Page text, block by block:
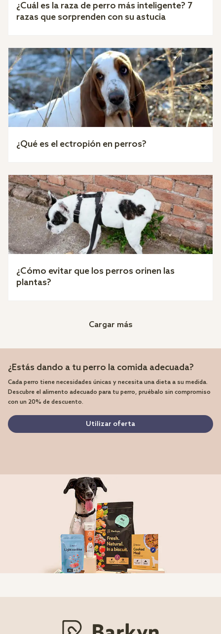
¿Cuál es la raza de perro más inteligente? 7
razas que sorprenden con su astucia
¿Qué es el ectropión en perros?
¿Cómo evitar que los perros orinen las
plantas?
Cargar más
¿Estás dando a tu perro la comida adecuada?
Cada perro tiene necesidades únicas y necesita una dieta a su medida.
Descubre el alimento adecuado para tu perro, pruébalo sin compromiso
con un 20% de descuento.
Utilizar oferta